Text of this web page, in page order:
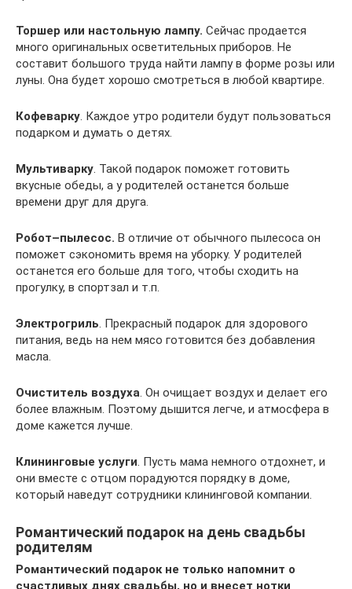
Торшер или настольную лампу. Сейчас продается
много оригинальных осветительных приборов. Не
составит большого труда найти лампу в форме розы или
луны. Она будет хорошо смотреться в любой квартире.
Кофеварку. Каждое утро родители будут пользоваться
подарком и думать о детях.
Мультиварку. Такой подарок поможет готовить
вкусные обеды, а у родителей останется больше
времени друг для друга.
Робот–пылесос. В отличие от обычного пылесоса он
поможет сэкономить время на уборку. У родителей
останется его больше для того, чтобы сходить на
прогулку, в спортзал и т.п.
Электрогриль. Прекрасный подарок для здорового
питания, ведь на нем мясо готовится без добавления
масла.
Очиститель воздуха. Он очищает воздух и делает его
более влажным. Поэтому дышится легче, и атмосфера в
доме кажется лучше.
Клининговые услуги. Пусть мама немного отдохнет, и
они вместе с отцом порадуются порядку в доме,
который наведут сотрудники клининговой компании.
Романтический подарок на день свадьбы
родителям
Романтический подарок не только напомнит о
счастливых днях свадьбы, но и внесет нотки